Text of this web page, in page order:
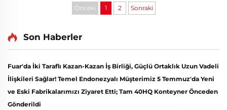
Japonya'daki aile konaklamalı konaklama
Önceki 1 2 Sonraki
Son Haberler
Fuar'da İki Taraflı Kazan-Kazan İş Birliği, Güçlü Ortaklık Uzun Vadeli
İlişkileri Sağlar! Temel Endonezyalı Müşterimiz 5 Temmuz'da Yeni
ve Eski Fabrikalarımızı Ziyaret Etti; Tam 40HQ Konteyner Önceden
Gönderildi